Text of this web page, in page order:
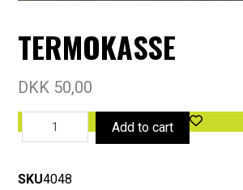
TERMOKASSE
DKK 50,00
Add to cart
SKU4048